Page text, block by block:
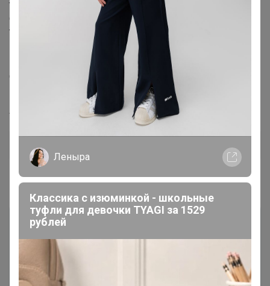
труб
Описание:
Тип продукта: герметик
Размер продукта: 7,5*4,5*1,8 см
Область применения: стеновые канавки, отверстия для
кондиционирования воздуха, т. д.
3084 (0343444688)
Комментарии
Леныра
Классика с изюминкой - школьные
туфли для девочки TYAGI за 1529
рублей